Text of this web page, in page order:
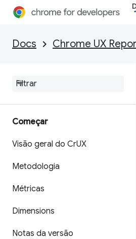
Docs Chrome UX
Começar
Visão geral do CrUX
Metodologia
Métricas
Dimensions
Notas da versão